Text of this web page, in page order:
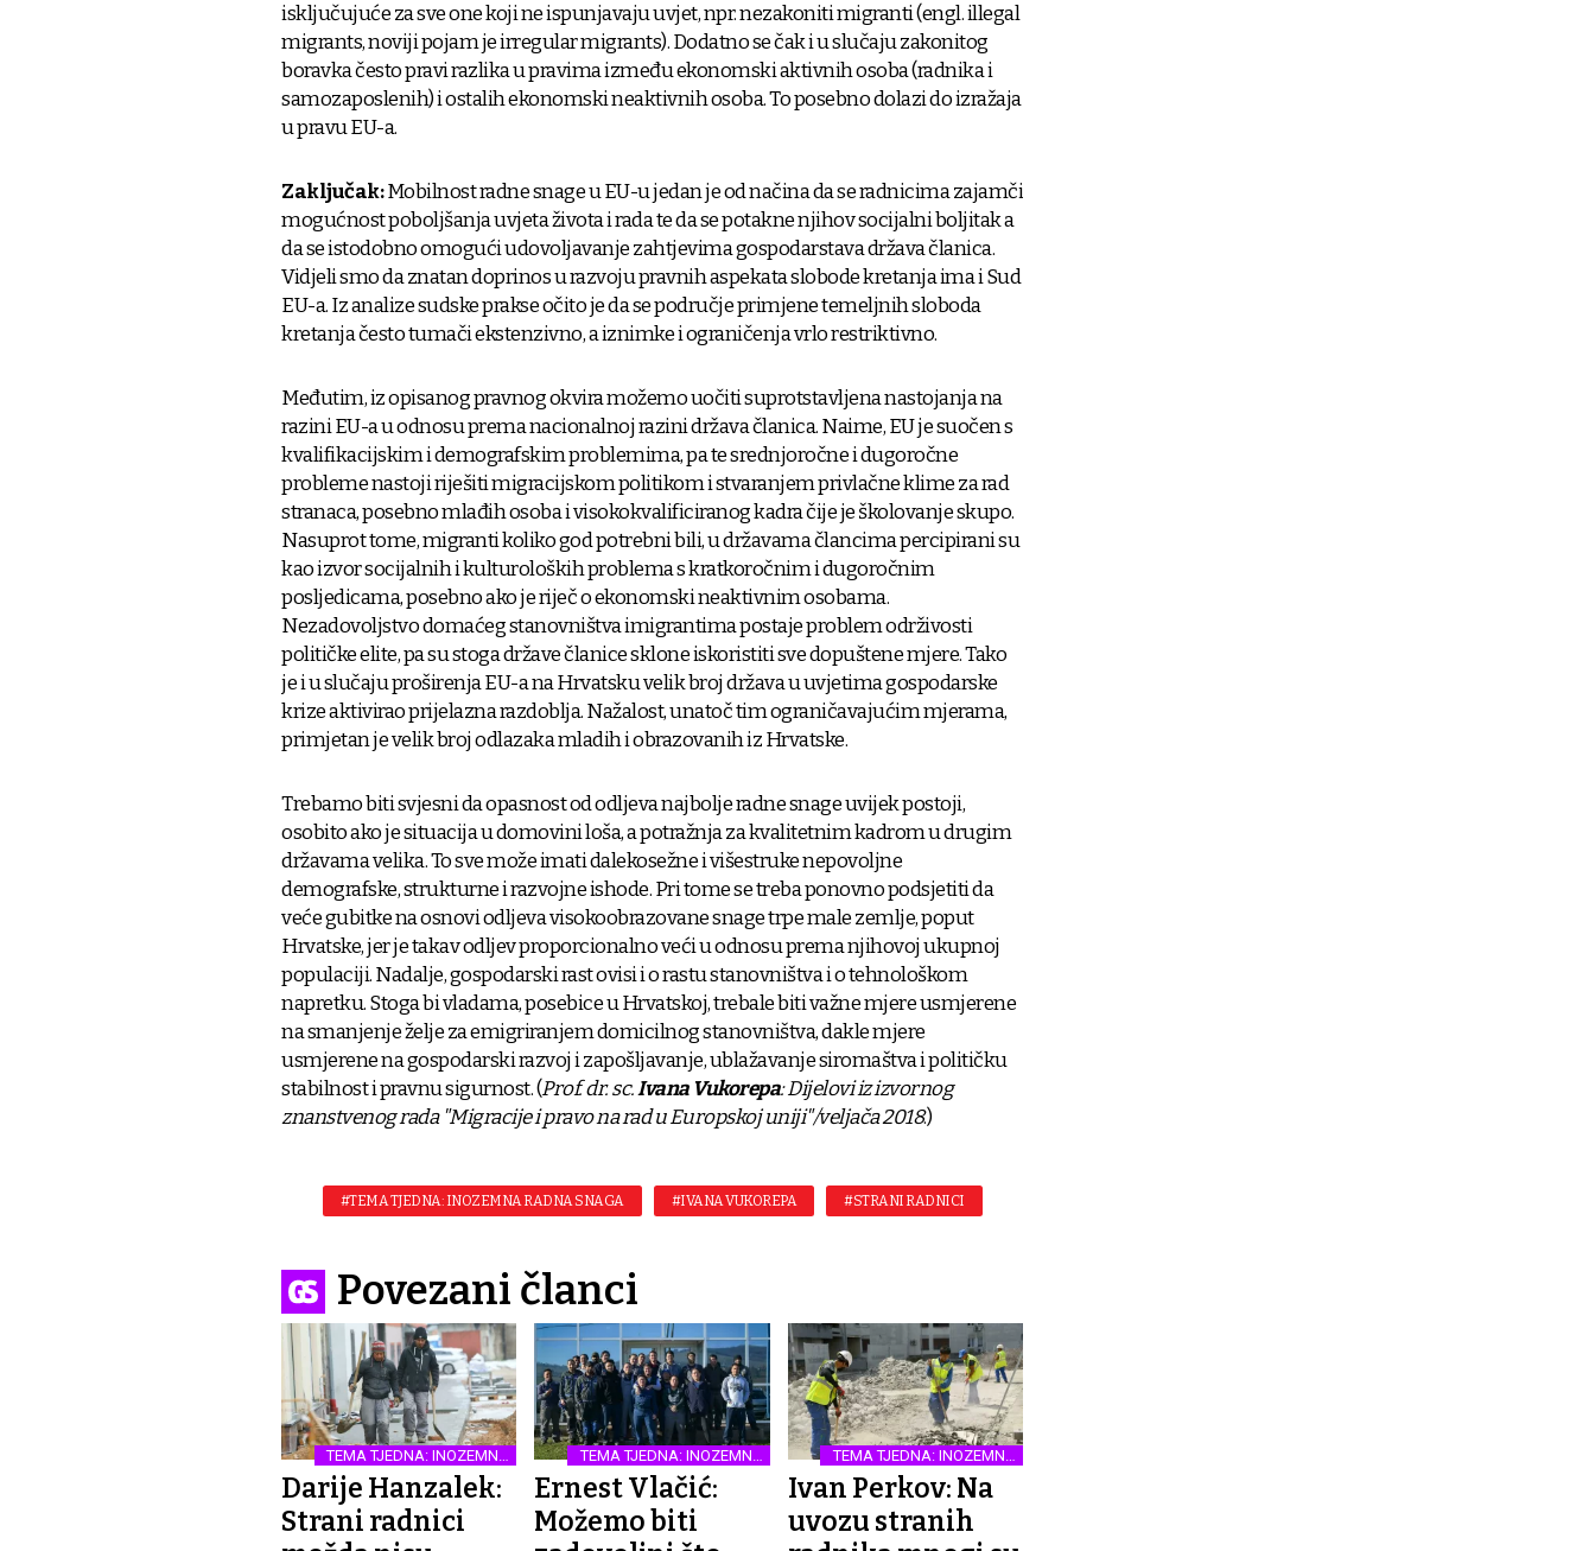
isključujuće za sve one koji ne ispunjavaju uvjet, npr. nezakoniti migranti (engl. illegal
migrants, noviji pojam je irregular migrants). Dodatno se čak i u slučaju zakonitog
boravka često pravi razlika u pravima između ekonomski aktivnih osoba (radnika i
samozaposlenih) i ostalih ekonomski neaktivnih osoba. To posebno dolazi do izražaja
u pravu EU-a.
Zaključak:Mobilnost radne snage u EU-u jedan je od načina da se radnicima zajamči
mogućnost poboljšanja uvjeta života i rada te da se potakne njihov socijalni boljitak a
da se istodobno omogući udovoljavanje zahtjevima gospodarstava država članica.
Vidjeli smo da znatan doprinos u razvoju pravnih aspekata slobode kretanja ima i Sud
EU-a. Iz analize sudske prakse očito je da se područje primjene temeljnih sloboda
kretanja često tumači ekstenzivno, a iznimke i ograničenja vrlo restriktivno.
Međutim, iz opisanog pravnog okvira možemo uočiti suprotstavljena nastojanja na
razini EU-a u odnosu prema nacionalnoj razini država članica. Naime, EU je suočen s
kvalifikacijskim i demografskim problemima, pa te srednjoročne i dugoročne
probleme nastoji riješiti migracijskom politikom i stvaranjem privlačne klime za rad
stranaca, posebno mlađih osoba i visokokvalificiranog kadra čije je školovanje skupo.
Nasuprot tome, migranti koliko god potrebni bili, u državama člancima percipirani su
kao izvor socijalnih i kulturoloških problema s kratkoročnim i dugoročnim
posljedicama, posebno ako je riječ o ekonomski neaktivnim osobama.
Nezadovoljstvo domaćeg stanovništva imigrantima postaje problem održivosti
političke elite, pa su stoga države članice sklone iskoristiti sve dopuštene mjere. Tako
je i u slučaju proširenja EU-a na Hrvatsku velik broj država u uvjetima gospodarske
krize aktivirao prijelazna razdoblja. Nažalost, unatoč tim ograničavajućim mjerama,
primjetan je velik broj odlazaka mladih i obrazovanih iz Hrvatske.
Trebamo biti svjesni da opasnost od odljeva najbolje radne snage uvijek postoji,
osobito ako je situacija u domovini loša, a potražnja za kvalitetnim kadrom u drugim
državama velika. To sve može imati dalekosežne i višestruke nepovoljne
demografske, strukturne i razvojne ishode. Pri tome se treba ponovno podsjetiti da
veće gubitke na osnovi odljeva visokoobrazovane snage trpe male zemlje, poput
Hrvatske, jer je takav odljev proporcionalno veći u odnosu prema njihovoj ukupnoj
populaciji. Nadalje, gospodarski rast ovisi i o rastu stanovništva i o tehnološkom
napretku. Stoga bi vladama, posebice u Hrvatskoj, trebale biti važne mjere usmjerene
na smanjenje želje za emigriranjem domicilnog stanovništva, dakle mjere
usmjerene na gospodarski razvoj i zapošljavanje, ublažavanje siromaštva i političku
stabilnost i pravnu sigurnost. (Prof. dr. sc.Ivana Vukorepa: Dijelovi iz izvornog
znanstvenog rada "Migracije i pravo na rad u Europskoj uniji"/veljača 2018.)
#TEMA TJEDNA: INOZEMNA RADNA SNAGA #IVANA VUKOREPA #STRANI RADNICI
Povezani članci
TEMA TJEDNA: INOZEMNA
RADNA SNAGA
Darije Hanzalek:
Strani radnici
TEMA TJEDNA: INOZEMNA
RADNA SNAGA
Ernest Vlačić:
Možemo biti
TEMA TJEDNA: INOZEMNA
RADNA SNAGA
Ivan Perkov: Na
uvozu stranih